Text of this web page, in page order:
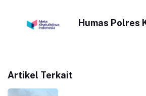
Humas Polres
Artikel Terkait